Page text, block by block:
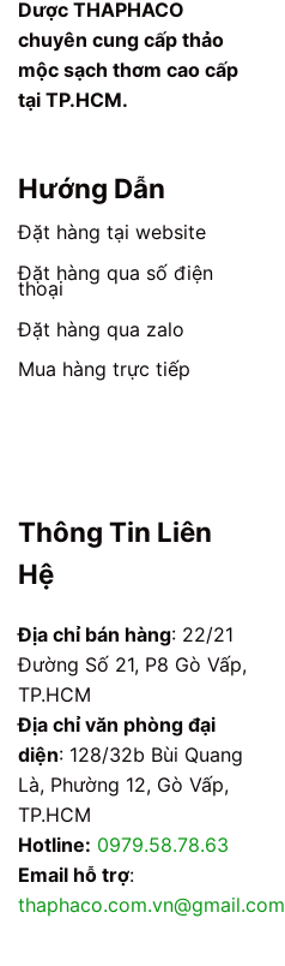
Dược THAPHACO
chuyên cung cấp thảo
mộc sạch thơm cao cấp
tại TP.HCM.
Hướng Dẫn
Đặt hàng tại website
Đặt hàng qua số điện
thoại
Đặt hàng qua zalo
Mua hàng trực tiếp
Thông Tin Liên
Hệ
Địa chỉ bán hàng: 22/21
Đường Số 21, P8 Gò Vấp,
TP.HCM
Địa chỉ văn phòng đại
diện: 128/32b Bùi Quang
Là, Phường 12, Gò Vấp,
TP.HCM
Hotline: 0979.58.78.63
Email hỗ trợ:
thaphaco.com.vn@gmail.com